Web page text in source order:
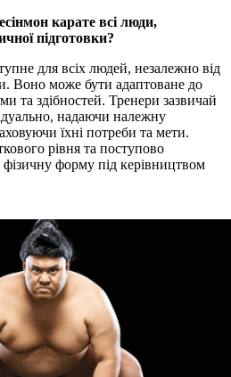
карате всі люди,
підготовки?
для всіх людей, незалежно від
Воно може бути адаптоване до
та здібностей. Тренери зазвичай
надаючи належну
їхні потреби та мети.
рівня та поступово
форму під керівництвом